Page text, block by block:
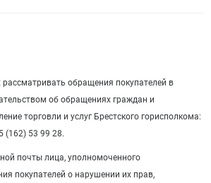
обращения покупателей в
об обращениях граждан и
торговли и услуг Брестского горисполкома:
(162) 53 99 28.
почты лица, уполномоченного
покупателей о нарушении их прав,